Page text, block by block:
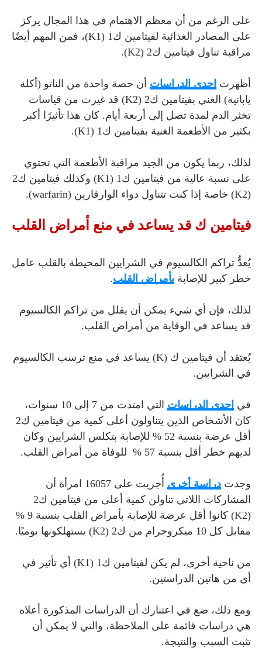
على الرغم من أن معظم الاهتمام في هذا المجال يركز
على المصادر الغذائية لفيتامين ك1 (K1)، فمن المهم أيضًا
مراقبة تناول فيتامين ك2 (K2).
أظهرت إحدى الدراسات أن حصة واحدة من الناتو (أكلة
يابانية) الغني بفيتامين ك2 (K2) قد غيرت من قياسات
تخثر الدم لمدة تصل إلى أربعة أيام. كان هذا تأثيرًا أكبر
بكثير من الأطعمة الغنية بفيتامين ك1 (K1).
لذلك، ربما يكون من الجيد مراقبة الأطعمة التي تحتوي
على نسبة عالية من فيتامين ك1 (K1) وكذلك فيتامين ك2
(K2) خاصة إذا كنت تتناول دواء الوارفارين (warfarin).
فيتامين ك قد يساعد في منع أمراض القلب
يُعدُّ تراكم الكالسيوم في الشرايين المحيطة بالقلب عامل
خطر كبير للإصابة بأمراض القلب.
لذلك، فإن أي شيء يمكن أن يقلل من تراكم الكالسيوم
قد يساعد في الوقاية من أمراض القلب.
يُعتقد أن فيتامين ك (K) يساعد في منع ترسب الكالسيوم
في الشرايين.
في إحدى الدراسات
التي امتدت من 7 إلى 10 سنوات،
كان الأشخاص الذين يتناولون أعلى كمية من فيتامين ك2
أقل عرضة بنسبة 52 % للإصابة بتكلس الشرايين وكان
لديهم خطر أقل بنسبة 57 % للوفاة من أمراض القلب.
وجدت دراسة أخرى
أُجريت على 16057 امرأة أن
المشاركات اللاتي تناولن كمية أعلى من فيتامين ك2
(K2) كانوا أقل عرضة للإصابة بأمراض القلب بنسبة 9 %
مقابل كل 10 ميكروجرام من ك2 (K2) يستهلكونها يوميًا.
من ناحية أخرى، لم يكن لفيتامين ك1 (K1) أي تأثير في
أي من هاتين الدراستين.
ومع ذلك، ضع في اعتبارك أن الدراسات المذكورة أعلاه
هي دراسات قائمة على الملاحظة، والتي لا يمكن أن
تثبت السبب والنتيجة.